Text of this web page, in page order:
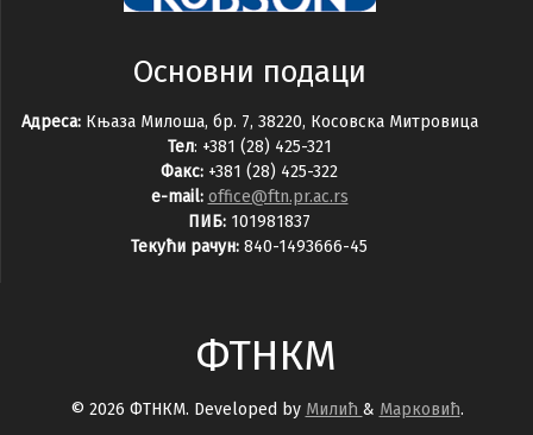
Основни подаци
Адреса: Књаза Милоша, бр. 7, 38220, Косовска Митровица
Тел: +381 (28) 425-321
Факс: +381 (28) 425-322
e-mail: office@ftn.pr.ac.rs
ПИБ: 101981837
Текући рачун: 840-1493666-45
ФТНКМ
© 2026 ФТНКМ. Developed by Милић & Марковић.